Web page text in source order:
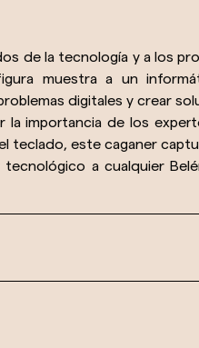
de la tecnología y a los
muestra a un
digitales y crear
la importancia de los
teclado, este caganer
a cualquier